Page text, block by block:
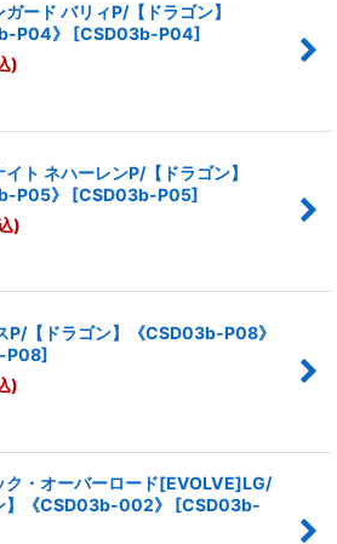
ード バリィP/【ドラゴン】
P04》
[CSD03b-P04]
)
イト ネハーレンP/【ドラゴン】
P05》
[CSD03b-P05]
)
P/【ドラゴン】《CSD03b-P08》
P08]
)
ク・オーバーロード[EVOLVE]LG/
】《CSD03b-002》
[CSD03b-